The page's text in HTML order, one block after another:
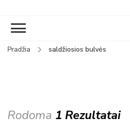
Pradžia saldžiosios bulvės
Rodoma 1 Rezultatai